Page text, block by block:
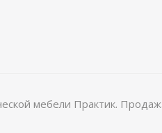
мебели Практик.